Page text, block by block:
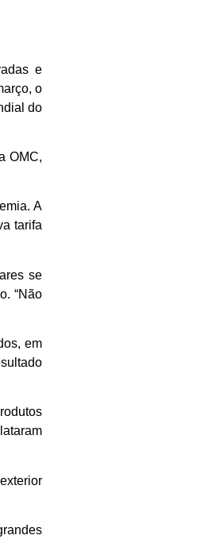
e
o
do
OMC,
A
tarifa
se
“Não
em